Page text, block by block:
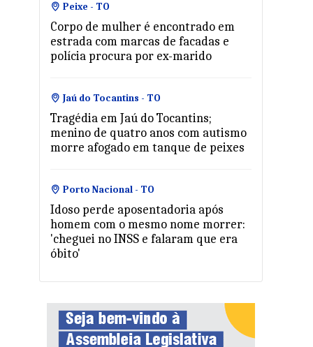
Peixe - TO
Corpo de mulher é encontrado em
estrada com marcas de facadas e
polícia procura por ex-marido
Jaú do Tocantins - TO
Tragédia em Jaú do Tocantins;
menino de quatro anos com autismo
morre afogado em tanque de peixes
Porto Nacional - TO
Idoso perde aposentadoria após
homem com o mesmo nome morrer:
'cheguei no INSS e falaram que era
óbito'